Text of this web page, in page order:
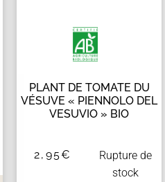
PLANT DE TOMATE DU
VÉSUVE « PIENNOLO DEL
VESUVIO » BIO
2,95€
Rupture de
stock